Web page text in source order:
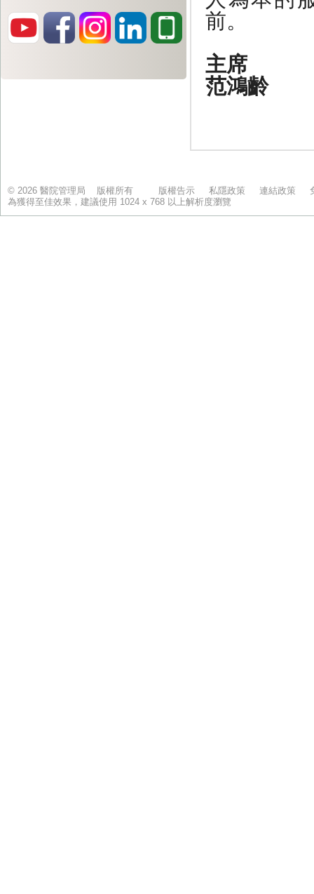
© 2026 醫院管理局 版權所有 版權告示 私隱政策 連結政策
為獲得至佳效果，建議使用 1024 x 768 以上解析度瀏覽